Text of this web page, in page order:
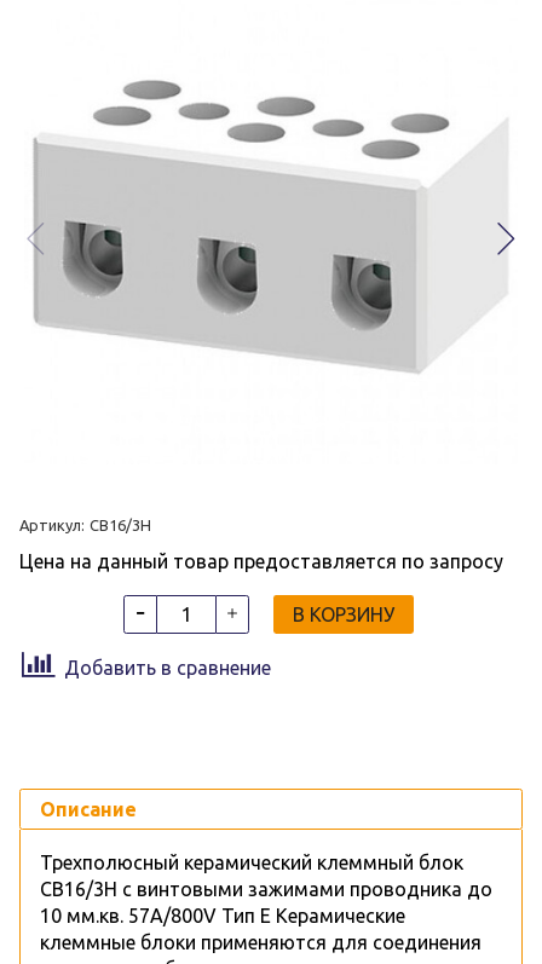
Артикул: CB16/3H
Цена на данный товар предоставляется по запросу
В КОРЗИНУ
Добавить в сравнение
Описание
Трехполюсный керамический клеммный блок
CB16/3H с винтовыми зажимами проводника до
10 мм.кв. 57A/800V Тип E Керамические
клеммные блоки применяются для соединения